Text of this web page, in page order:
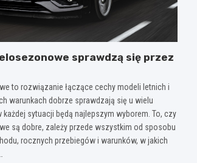
sprawdzą się przez
to rozwiązanie łączące cechy modeli letnich i
warunkach dobrze sprawdzają się u wielu
każdej sytuacji będą najlepszym wyborem. To, czy
są dobre, zależy przede wszystkim od sposobu
rocznych przebiegów i warunków, w jakich